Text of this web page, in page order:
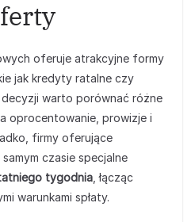
oferuje atrakcyjne formy
jak kredyty ratalne czy
warto porównać różne
oprocentowanie, prowizje i
firmy oferujące
czasie specjalne
tygodnia , łącząc
warunkami spłaty.